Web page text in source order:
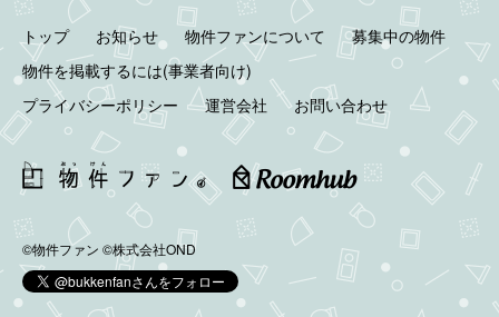
トップ お知らせ 物件ファンについて
募集中の物件
物件を掲載するには(事業者向け)
プライバシーポリシー
運営会社 お問い合わせ
©物件ファン ©株式会社OND